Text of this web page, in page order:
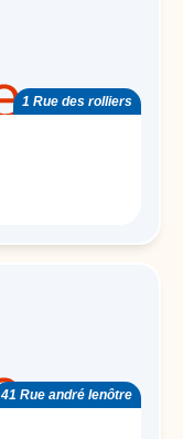
1 Rue des rolliers
41 Rue andré lenôtre